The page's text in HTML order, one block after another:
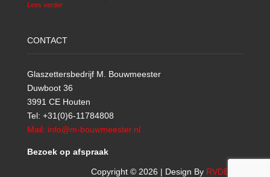
Lees verder
CONTACT
Glaszettersbedrijf M. Bouwmeester
Duwboot 36
3991 CE Houten
Tel: +31(0)6-11784808
Mail: info@m-bouwmeester.nl
Bezoek op afspraak
Copyright © 2026 | Design By RVDBICT